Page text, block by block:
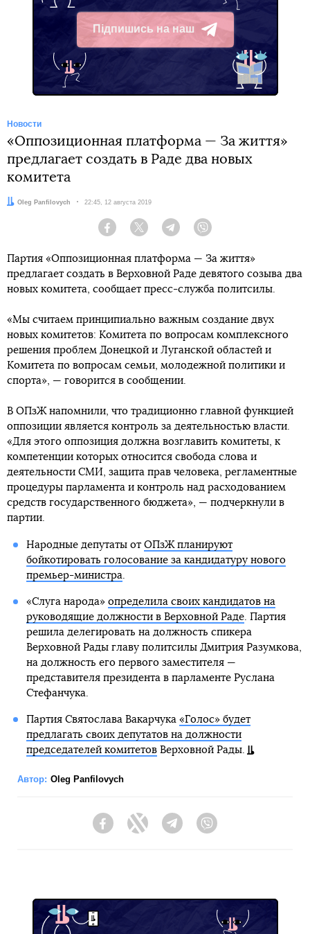
Підпишись на наш
Telegram
Новости
«Оппозиционная платформа — За життя»
предлагает создать в Раде два новых
комитета
Автор:
Oleg Panfilovych Дата:
22:45, 12 августа 2019
Facebook Twitter Telegram
Партия «Оппозиционная платформа — За життя»
предлагает создать в Верховной Раде девятого созыва два
новых комитета, сообщает пресс-служба политсилы.
«Мы считаем принципиально важным создание двух
новых комитетов: Комитета по вопросам комплексного
решения проблем Донецкой и Луганской областей и
Комитета по вопросам семьи, молодежной политики и
спорта», — говорится в сообщении.
В ОПзЖ напомнили, что традиционно главной функцией
оппозиции является контроль за деятельностью власти.
«Для этого оппозиция должна возглавить комитеты, к
компетенции которых относится свобода слова и
деятельности СМИ, защита прав человека, регламентные
процедуры парламента и контроль над расходованием
средств государственного бюджета», — подчеркнули в
партии.
Народные депутаты от ОПзЖ планируют
бойкотировать голосование за кандидатуру нового
премьер-министра
«Слуга народа» определила своих кандидатов на
руководящие должности в Верховной Раде. Партия
решила делегировать на должность спикера
Верховной Рады главу политсилы Дмитрия Разумкова,
на должность его первого заместителя —
представителя президента в парламенте Руслана
Стефанчука.
Партия Святослава Вакарчука «Голос» будет
предлагать своих депутатов на должности
председателей комитетовВерховной Рады.
Автор: Oleg Panfilovych
FacebookTwitter Telegram